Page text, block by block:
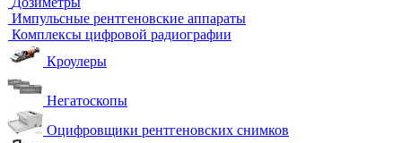
Образцы шероховатости поверхности
Принадлежности для визуального и измерительного
контроля
Рулетки измерительные
Секундомеры
Расходные материалы для визуального и измерительного
контроля
Динамометры
Измерительный инструмент